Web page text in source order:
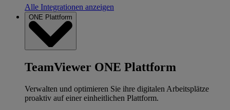
Alle Integrationen anzeigen
ONE Plattform
TeamViewer ONE Plattform
Verwalten und optimieren Sie ihre digitalen Arbeitsplätze
proaktiv auf einer einheitlichen Plattform.